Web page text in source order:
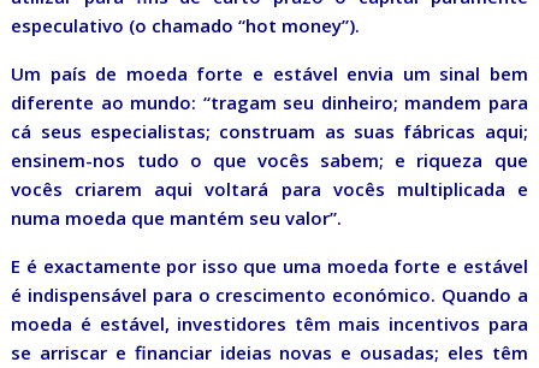
especulativo (o chamado “hot money”).
Um país de moeda forte e estável envia um sinal bem
diferente ao mundo: “tragam seu dinheiro; mandem para
cá seus especialistas; construam as suas fábricas aqui;
ensinem-nos tudo o que vocês sabem; e riqueza que
vocês criarem aqui voltará para vocês multiplicada e
numa moeda que mantém seu valor”.
E é exactamente por isso que uma moeda forte e estável
é indispensável para o crescimento económico. Quando a
moeda é estável, investidores têm mais incentivos para
se arriscar e financiar ideias novas e ousadas; eles têm